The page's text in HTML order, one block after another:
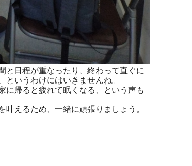
日程が重なったり、終わって直ぐに
いうわけにはいきませんね。
帰ると疲れて眠くなる、という声も
えるため、一緒に頑張りましょう。